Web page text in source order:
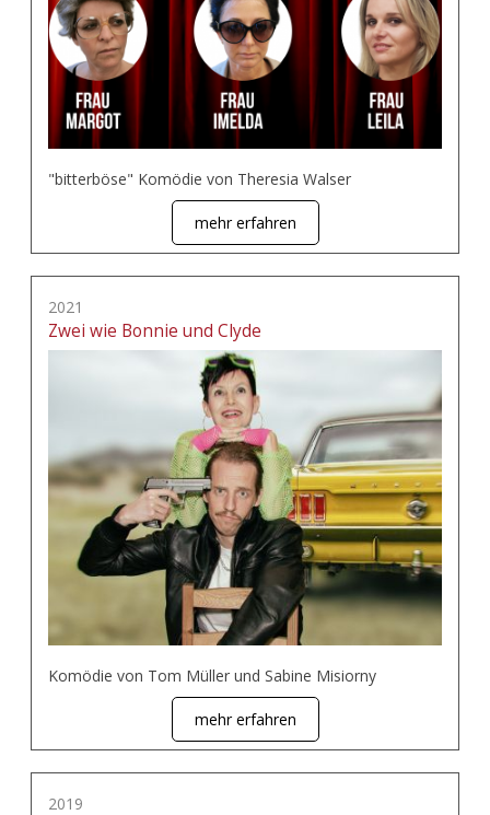
"bitterböse" Komödie von Theresia Walser
mehr erfahren
2021
Zwei wie Bonnie und Clyde
Komödie von Tom Müller und Sabine Misiorny
mehr erfahren
2019